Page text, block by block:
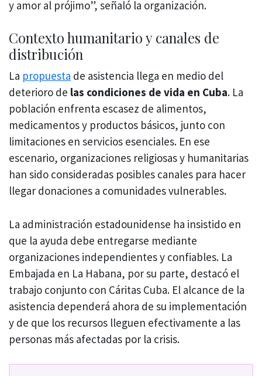
y amor al prójimo”, señaló la organización.
Contexto humanitario y canales de
distribución
La propuesta de asistencia llega en medio del
deterioro de las condiciones de vida en Cuba. La
población enfrenta escasez de alimentos,
medicamentos y productos básicos, junto con
limitaciones en servicios esenciales. En ese
escenario, organizaciones religiosas y humanitarias
han sido consideradas posibles canales para hacer
llegar donaciones a comunidades vulnerables.
La administración estadounidense ha insistido en
que la ayuda debe entregarse mediante
organizaciones independientes y confiables. La
Embajada en La Habana, por su parte, destacó el
trabajo conjunto con Cáritas Cuba. El alcance de la
asistencia dependerá ahora de su implementación
y de que los recursos lleguen efectivamente a las
personas más afectadas por la crisis.